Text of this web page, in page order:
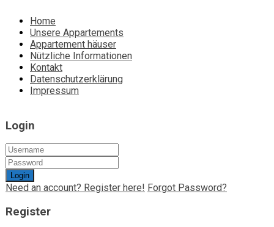
Home
Unsere Appartements
Appartement häuser
Nützliche Informationen
Kontakt
Datenschutzerklärung
Impressum
Login
Login
Need an account? Register here! Forgot Password?
Register